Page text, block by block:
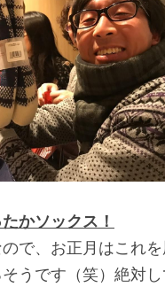
かソックス！
で、お正月はこれ
うです（笑）絶対